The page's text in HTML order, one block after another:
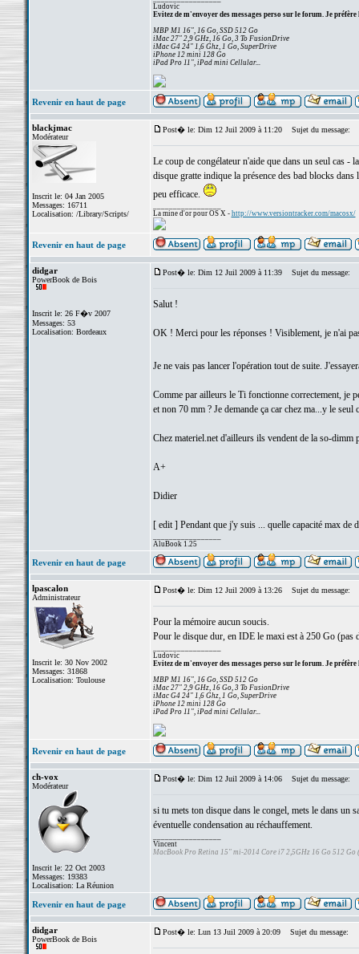
Ludovic
Evitez de m'envoyer des messages perso sur le forum. Je préfère
MBP M1 16", 16 Go, SSD 512 Go
iMac 27" 2,9 GHz, 16 Go, 3 To FusionDrive
iMac G4 24" 1,6 Ghz, 1 Go, SuperDrive
iPhone 12 mini 128 Go
iPad Pro 11", iPad mini Cellular...
Revenir en haut de page
blackjmac
Modérateur
Inscrit le: 04 Jan 2005
Messages: 16711
Localisation: /Library/Scripts/
Post� le: Dim 12 Juil 2009 à 11:20 Sujet du message:
Le coup de congélateur n'aide que dans un seul cas -
disque gratte indique la présence des bad blocks
peu efficace.
La mine d'or pour OS X - http://www.versiontracker.com/macosx/
Revenir en haut de page
didgar
PowerBook de Bois
Inscrit le: 26 F�v 2007
Messages: 53
Localisation: Bordeaux
Post� le: Dim 12 Juil 2009 à 11:39 Sujet du message:
Salut !
OK ! Merci pour les réponses ! Visiblement, je n'ai
Je ne vais pas lancer l'opération tout de suite.
Comme par ailleurs le Ti fonctionne correctement, je
et non 70 mm ? Je demande ça car chez ma...y le
Chez materiel.net d'ailleurs ils vendent de la so-dimm
A+
Didier
[ edit ] Pendant que j'y suis ... quelle capacité max
AluBook 1.25
Revenir en haut de page
lpascalon
Administrateur
Inscrit le: 30 Nov 2002
Messages: 31868
Localisation: Toulouse
Post� le: Dim 12 Juil 2009 à 13:26 Sujet du message:
Pour la mémoire aucun soucis.
Pour le disque dur, en IDE le maxi est à 250 Go (pas
Ludovic
Evitez de m'envoyer des messages perso sur le forum. Je préfère
MBP M1 16", 16 Go, SSD 512 Go
iMac 27" 2,9 GHz, 16 Go, 3 To FusionDrive
iMac G4 24" 1,6 Ghz, 1 Go, SuperDrive
iPhone 12 mini 128 Go
iPad Pro 11", iPad mini Cellular...
Revenir en haut de page
ch-vox
Modérateur
Inscrit le: 22 Oct 2003
Messages: 19383
Localisation: La Réunion
Post� le: Dim 12 Juil 2009 à 14:06 Sujet du message:
si tu mets ton disque dans le congel, mets le dans un
éventuelle condensation au réchauffement.
Vincent
MacBook Pro Retina 15" mi-2014 Core i7 2,5GHz 16 Go 512 Go
Revenir en haut de page
didgar
PowerBook de Bois
Post� le: Lun 13 Juil 2009 à 20:09 Sujet du message: